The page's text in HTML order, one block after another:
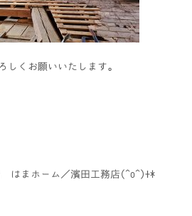
しくお願いいたします。
はまホーム／濱田工務店(^o^)+*